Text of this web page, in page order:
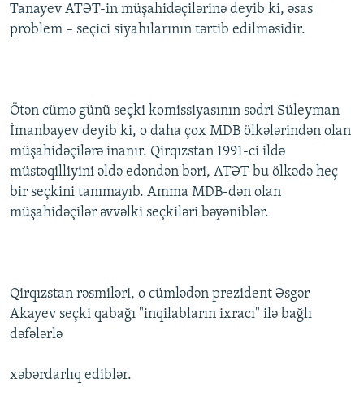
Tanayev ATƏT-in müşahidəçilərinə deyib ki, əsas
problem – seçici siyahılarının tərtib edilməsidir.
Ötən cümə günü seçki komissiyasının sədri Süleyman
İmanbayev deyib ki, o daha çox MDB ölkələrindən olan
müşahidəçilərə inanır. Qirqızstan 1991-ci ildə
müstəqilliyini əldə edəndən bəri, ATƏT bu ölkədə heç
bir seçkini tanımayıb. Amma MDB-dən olan
müşahidəçilər əvvəlki seçkiləri bəyəniblər.
Qirqızstan rəsmiləri, o cümlədən prezident Əsgər
Akayev seçki qabağı "inqilabların ixracı" ilə bağlı
dəfələrlə
xəbərdarlıq ediblər.